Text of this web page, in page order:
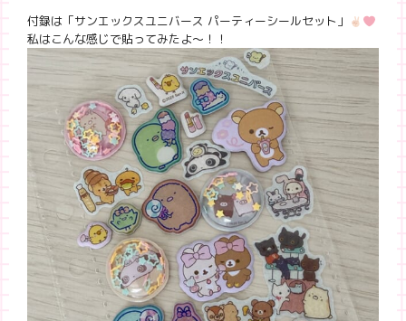
付録は「サンエックスユニバース パーティーシールセット」
私はこんな感じで貼ってみたよ〜！！